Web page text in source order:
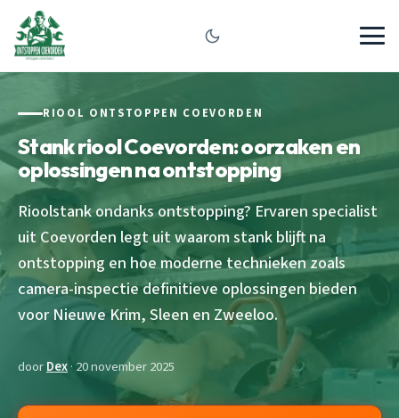
RIOOL ONTSTOPPEN COEVORDEN
Stank riool Coevorden: oorzaken en
oplossingen na ontstopping
Rioolstank ondanks ontstopping? Ervaren specialist
uit Coevorden legt uit waarom stank blijft na
ontstopping en hoe moderne technieken zoals
camera-inspectie definitieve oplossingen bieden
voor Nieuwe Krim, Sleen en Zweeloo.
doorDex· 20 november 2025